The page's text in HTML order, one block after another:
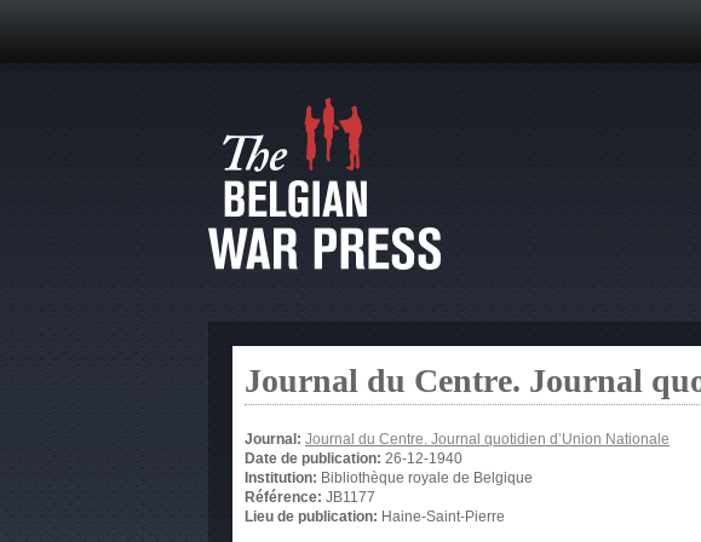
Journal du Centre. Journal
Journal: Journal du Centre. Journal quotidien d’Union Nationale
Date de publication: 26-12-1940
Institution: Bibliothèque royale de Belgique
Référence: JB1177
Lieu de publication: Haine-Saint-Pierre